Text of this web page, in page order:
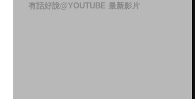
有話好說@YOUTUBE 最新影片